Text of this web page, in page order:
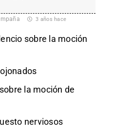
3 años hace
sobre la moción
la moción de
nerviosos